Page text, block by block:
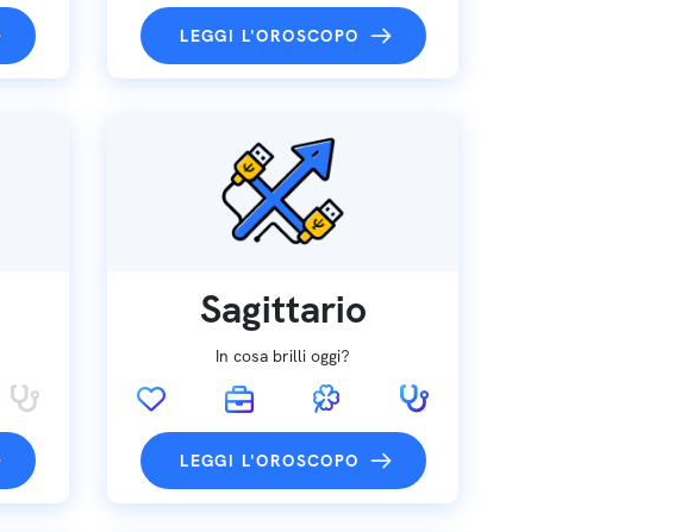
LEGGI L'OROSCOPO
Sagittario
In cosa brilli oggi?
LEGGI L'OROSCOPO